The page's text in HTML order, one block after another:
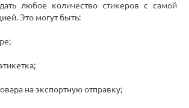
любое количество стикеров с самой
Это могут быть:
на экспортную отправку;